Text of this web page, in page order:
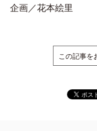
企画／花本絵里
この記事を